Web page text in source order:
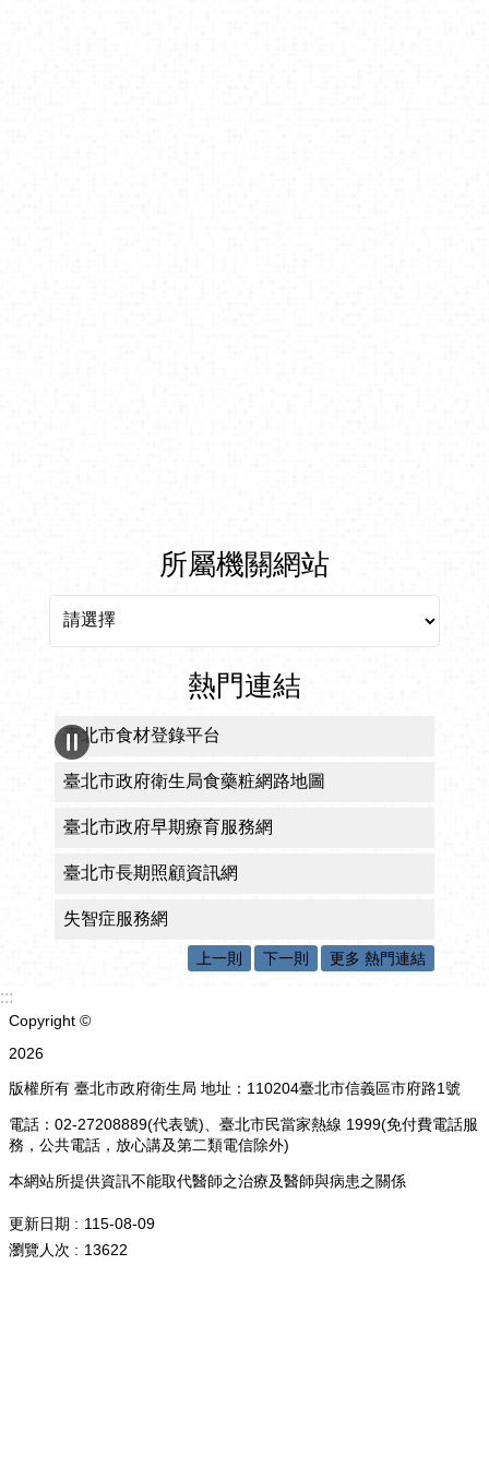
所屬機關網站
熱門連結
CRPD身心障礙者權利公約宣導專區
臺北市醫療觀光網
臺北市政府自殺防治中心
臺北市政府衛生局社區心理衛生中心
臺北市政府十二區健康服務中心
上一則 下一則 更多 熱門連結
:::
Copyright ©
2026
版權所有 臺北市政府衛生局 地址：110204臺北市信義區市府路1號
電話：02-27208889(代表號)、臺北市民當家熱線 1999(免付費電話服
務，公共電話，放心講及第二類電信除外)
本網站所提供資訊不能取代醫師之治療及醫師與病患之關係
更新日期
115-08-09
瀏覽人次
13622